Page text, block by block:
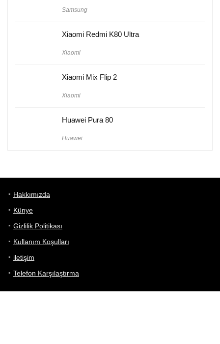
Samsung
Xiaomi Redmi K80 Ultra
Xiaomi
Xiaomi Mix Flip 2
Xiaomi
Huawei Pura 80
Huawei
Hakkımızda
Künye
Gizlilik Politikası
Kullanım Koşulları
iletişim
Telefon Karşılaştırma